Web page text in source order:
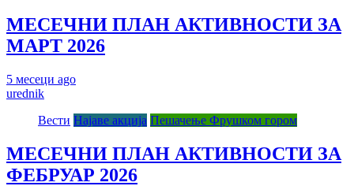
МЕСЕЧНИ ПЛАН АКТИВНОСТИ ЗА
МАРТ 2026
5 месеци ago
urednik
Вести Најаве акција Пешачење Фрушком гором
МЕСЕЧНИ ПЛАН АКТИВНОСТИ ЗА
ФЕБРУАР 2026